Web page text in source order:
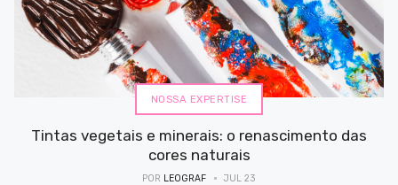
NOSSA EXPERTISE
Tintas vegetais e minerais: o renascimento das
cores naturais
POR LEOGRAF JUL 23